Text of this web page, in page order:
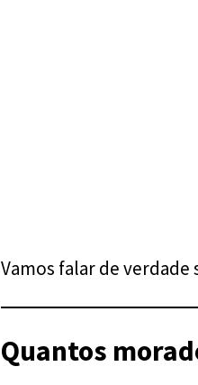
Vamos falar de verdade
Quantos